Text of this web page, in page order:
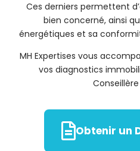
Ces derniers permettent
bien concerné, ainsi
énergétiques et sa
MH Expertises vous
vos diagnostics
Obtenir un